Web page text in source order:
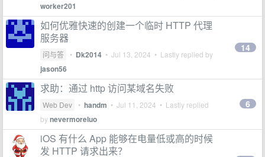
worker201
如何优雅快速的创建一个临时 HTTP 代理
服务器
问与答 • Dk2014 • Jul 13, 2024 • Lastly replied by
jason56
14
求助：通过 http 访问某域名失败
Web Dev • handm • Jul 11, 2024 • Lastly replied
bynevermoreluo
6
iOS 有什么 App 能够在电量低或高的时候
发 HTTP 请求出来？